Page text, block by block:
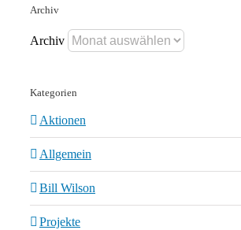
Archiv
Archiv
Kategorien
Aktionen
Allgemein
Bill Wilson
Projekte